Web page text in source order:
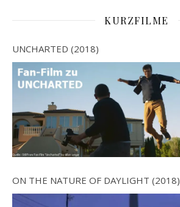
KURZFILME
UNCHARTED (2018)
ON THE NATURE OF DAYLIGHT (2018)